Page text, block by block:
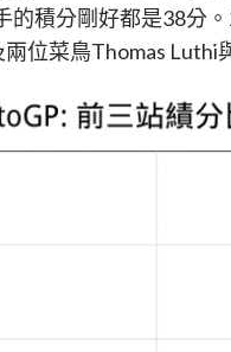
積分剛好都是38分
位菜鳥Thomas Luthi